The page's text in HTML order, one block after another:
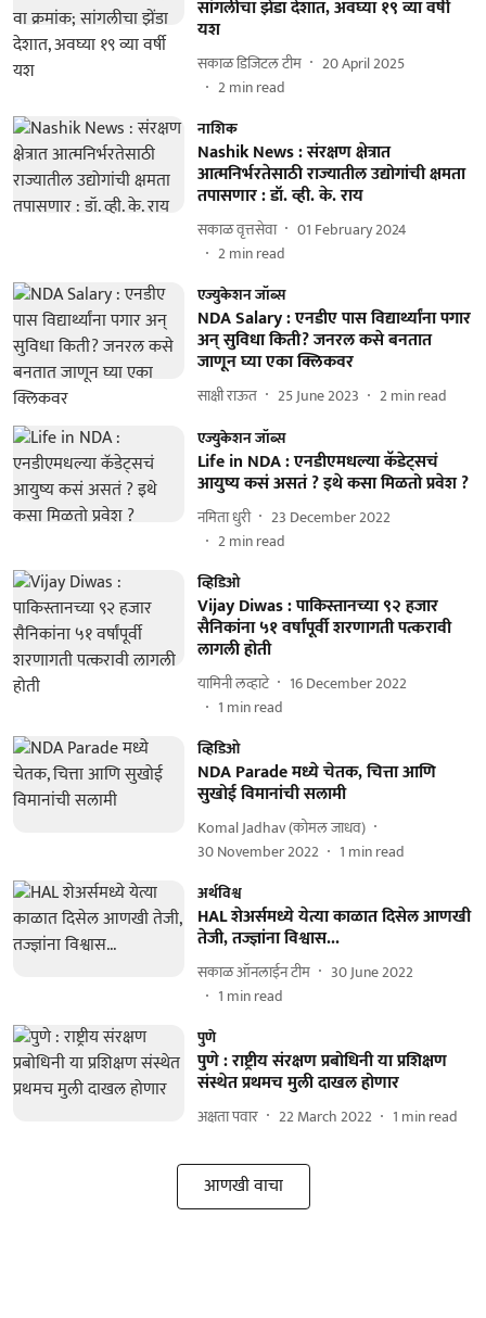
सांगलीचा झेंडा देशात, अवघ्या १९ व्या वर्षी
यश
सकाळ डिजिटल टीम
20 April 2025
2min read
नाशिक
Nashik News : संरक्षण क्षेत्रात
आत्मनिर्भरतेसाठी राज्यातील उद्योगांची क्षमता
तपासणार : डॉ. व्ही. के. राय
सकाळ वृत्तसेवा
01 February 2024
2min read
एज्युकेशन जॉब्स
NDA Salary : एनडीए पास विद्यार्थ्यांना पगार
अन् सुविधा किती? जनरल कसे बनतात
जाणून घ्या एका क्लिकवर
साक्षी राऊत 25 June 2023 2min read
एज्युकेशन जॉब्स
Life in NDA : एनडीएमधल्या कॅडेट्सचं
आयुष्य कसं असतं ? इथे कसा मिळतो प्रवेश ?
नमिता धुरी
23 December 2022
2min read
व्हिडिओ
Vijay Diwas : पाकिस्तानच्या ९२ हजार
सैनिकांना ५१ वर्षांपूर्वी शरणागती पत्करावी
लागली होती
यामिनी लव्हाटे
16 December 2022
1 min read
व्हिडिओ
NDA Parade मध्ये चेतक, चित्ता आणि
सुखोई विमानांची सलामी
Komal Jadhav (कोमल जाधव)
30 November 2022
1 min read
अर्थविश्व
HAL शेअर्समध्ये येत्या काळात दिसेल आणखी
तेजी, तज्ज्ञांना विश्वास...
सकाळ ऑनलाईन टीम
30 June 2022
1 min read
पुणे
पुणे : राष्ट्रीय संरक्षण प्रबोधिनी या प्रशिक्षण
संस्थेत प्रथमच मुली दाखल होणार
अक्षता पवार 22 March 2022 1 min read
आणखी वाचा